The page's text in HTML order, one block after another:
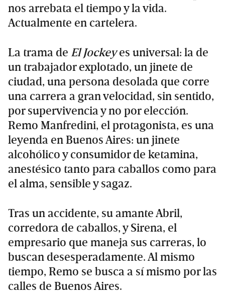
nos arrebata el tiempo y la vida.
Actualmente en cartelera.
La trama de El Jockeyes universal: la de
un trabajador explotado, un jinete de
ciudad, una persona desolada que corre
una carrera a gran velocidad, sin sentido,
por supervivencia y no por elección.
Remo Manfredini, el protagonista, es una
leyenda en Buenos Aires: un jinete
alcohólico y consumidor de ketamina,
anestésico tanto para caballos como para
el alma, sensible y sagaz.
Tras un accidente, su amante Abril,
corredora de caballos, y Sirena, el
empresario que maneja sus carreras, lo
buscan desesperadamente. Al mismo
tiempo, Remo se busca a sí mismo por las
calles de Buenos Aires.